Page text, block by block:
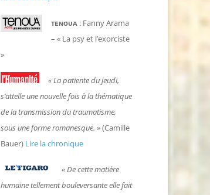
ᴛᴇɴᴏᴜᴀ: Fanny Arama
– « La psy et l’exorciste
»
«La patiente du jeudi,
s’attelle une nouvelle fois à la thématique
de la transmission du traumatisme,
sous une forme romanesque. »(Camille
Bauer) Lire la chronique
« De cette matière
humaine tellement bouleversante elle fait